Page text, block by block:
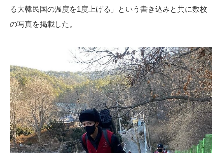
る大韓民国の温度を1度上げる」という書き込みと共に数枚
の写真を掲載した。